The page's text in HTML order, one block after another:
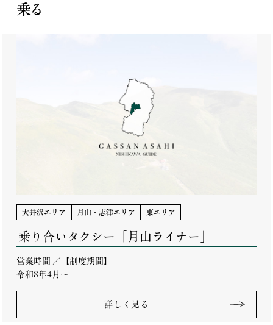
乗る
大井沢エリア 月山・志津エリア 東エリア
乗り合いタクシー「月山ライナー」
営業時間 ／【制度期間】
令和8年4月～
詳しく見る